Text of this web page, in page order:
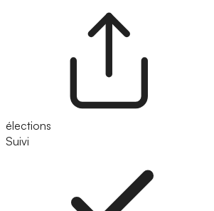
élections
Suivi